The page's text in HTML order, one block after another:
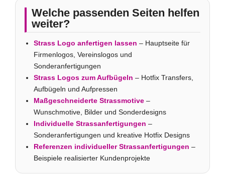
Welche passenden Seiten helfen
weiter?
Strass Logo anfertigen lassen – Hauptseite für
Firmenlogos, Vereinslogos und
Sonderanfertigungen
Strass Logos zum Aufbügeln – Hotfix Transfers,
Aufbügeln und Aufpressen
Maßgeschneiderte Strassmotive –
Wunschmotive, Bilder und Sonderdesigns
Individuelle Strassanfertigungen –
Sonderanfertigungen und kreative Hotfix Designs
Referenzen individueller Strassanfertigungen –
Beispiele realisierter Kundenprojekte